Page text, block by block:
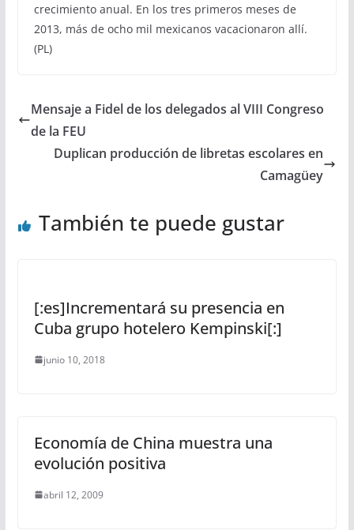
crecimiento anual. En los tres primeros meses de
2013, más de ocho mil mexicanos vacacionaron allí.
(PL)
Mensaje a Fidel de los delegados al VIII Congreso
de la FEU
Duplican producción de libretas escolares en
Camagüey
También te puede gustar
[:es]Incrementará su presencia en
Cuba grupo hotelero Kempinski[:]
junio 10, 2018
Economía de China muestra una
evolución positiva
abril 12, 2009